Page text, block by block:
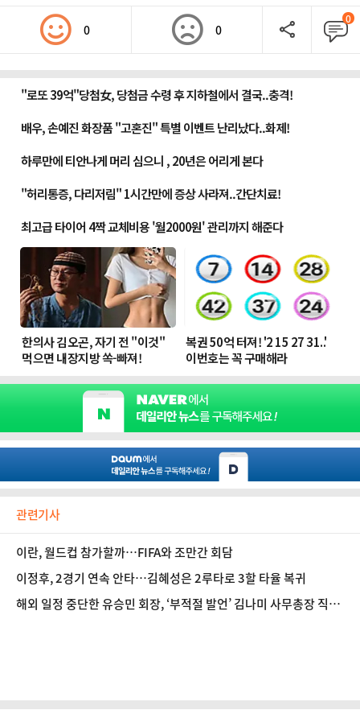
0 0
0
관련기사
이란, 월드컵 참가할까…FIFA와 조만간 회담
이정후, 2경기 연속 안타…김혜성은 2루타로 3할 타율 복귀
해외 일정 중단한 유승민 회장, ‘부적절 발언’ 김나미 사무총장 직무